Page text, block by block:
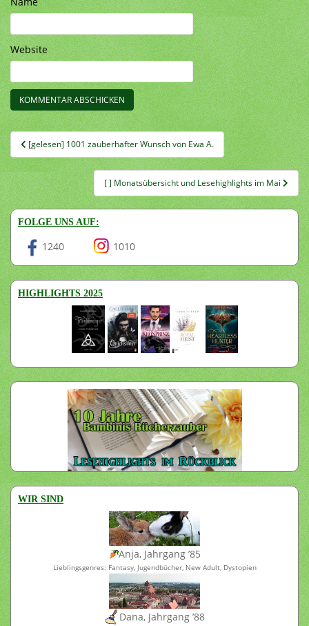
Website
Beitragsnavigation
[gelesen] 1001 zauberhafter Wunsch von Ewa A.
[ ] Monatsübersicht und Lesehighlights im Mai
FOLGE UNS AUF:
1240 1010
HIGHLIGHTS 2025
WIR SIND
Anja, Jahrgang ’85
Lieblingsgenres: Fantasy, Jugendbücher, New Adult, Dystopien
Dana, Jahrgang ’88